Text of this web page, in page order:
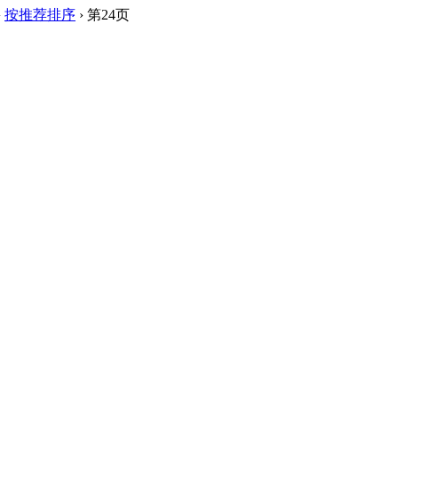
按推荐排序 › 第24页